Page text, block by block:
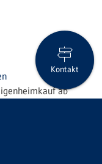
ab
Kontakt